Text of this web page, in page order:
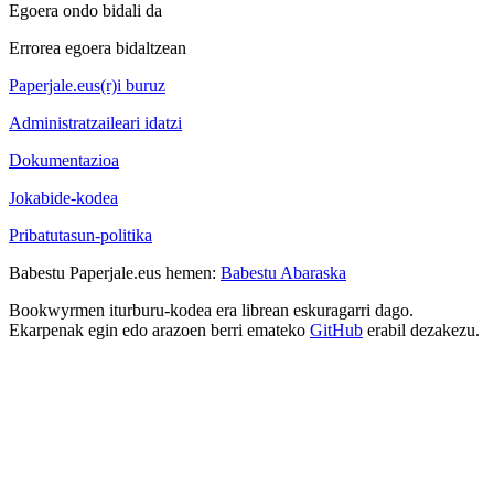
Egoera ondo bidali da
Errorea egoera bidaltzean
Paperjale.eus(r)i buruz
Administratzaileari idatzi
Dokumentazioa
Jokabide-kodea
Pribatutasun-politika
Babestu Paperjale.eus hemen: Babestu Abaraska
Bookwyrmen iturburu-kodea era librean eskuragarri dago.
Ekarpenak egin edo arazoen berri emateko GitHub erabil dezakezu.